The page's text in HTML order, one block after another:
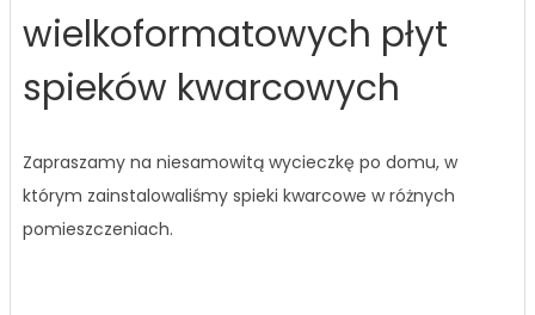
wielkoformatowych płyt
spieków kwarcowych
Zapraszamy na niesamowitą wycieczkę po domu, w
którym zainstalowaliśmy spieki kwarcowe w różnych
pomieszczeniach.